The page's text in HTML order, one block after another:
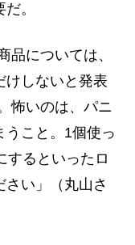
。
品については、
けしないと発表
怖いのは、パニ
うこと。1個使っ
するといったロ
さい」（丸山さ